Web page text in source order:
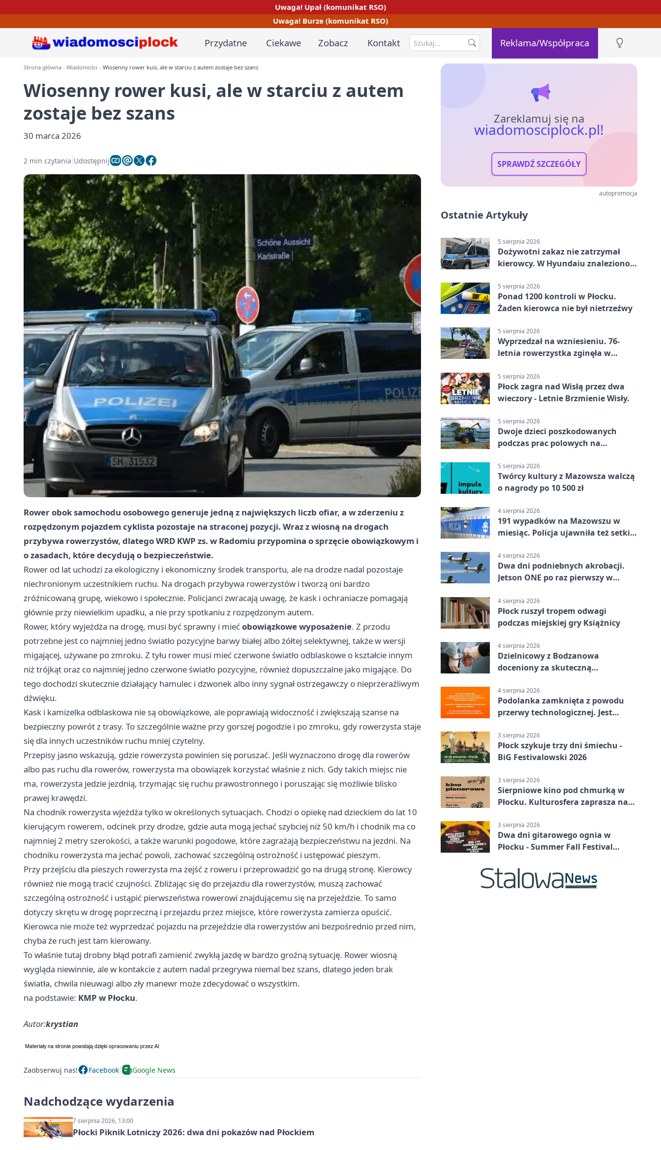
Uwaga! Upał (komunikat RSO)
Uwaga! Burze (komunikat RSO)
Przydatne Ciekawe Zobacz Kontakt Reklama/Współpraca
Strona główna Wiadomości Wiosenny rower kusi, ale w starciu z autem zostaje bez szans
Wiosenny rower kusi, ale w starciu z autem
zostaje bez szans
30 marca 2026
2 min czytania Udostępnij
Rower obok samochodu osobowego generuje jedną z największych liczb ofiar, a w zderzeniu z
rozpędzonym pojazdem cyklista pozostaje na straconej pozycji. Wraz z wiosną na drogach
przybywa rowerzystów, dlatego WRD KWP zs. w Radomiu przypomina o sprzęcie obowiązkowym i
o zasadach, które decydują o bezpieczeństwie.
Rower od lat uchodzi za ekologiczny i ekonomiczny środek transportu, ale na drodze nadal pozostaje
niechronionym uczestnikiem ruchu. Na drogach przybywa rowerzystów i tworzą oni bardzo
zróżnicowaną grupę, wiekowo i społecznie. Policjanci zwracają uwagę, że kask i ochraniacze pomagają
głównie przy niewielkim upadku, a nie przy spotkaniu z rozpędzonym autem.
Rower, który wyjeżdża na drogę, musi być sprawny i miećobowiązkowe wyposażenie. Z przodu
potrzebne jest co najmniej jedno światło pozycyjne barwy białej albo żółtej selektywnej, także w wersji
migającej, używane po zmroku. Z tyłu rower musi mieć czerwone światło odblaskowe o kształcie innym
niż trójkąt oraz co najmniej jedno czerwone światło pozycyjne, również dopuszczalne jako migające. Do
tego dochodzi skutecznie działający hamulec i dzwonek albo inny sygnał ostrzegawczy o nieprzeraźliwym
dźwięku.
Kask i kamizelka odblaskowa nie są obowiązkowe, ale poprawiają widoczność i zwiększają szanse na
bezpieczny powrót z trasy. To szczególnie ważne przy gorszej pogodzie i po zmroku, gdy rowerzysta staje
się dla innych uczestników ruchu mniej czytelny.
Przepisy jasno wskazują, gdzie rowerzysta powinien się poruszać. Jeśli wyznaczono drogę dla rowerów
albo pas ruchu dla rowerów, rowerzysta ma obowiązek korzystać właśnie z nich. Gdy takich miejsc nie
ma, rowerzysta jedzie jezdnią, trzymając się ruchu prawostronnego i poruszając się możliwie blisko
prawej krawędzi.
Na chodnik rowerzysta wjeżdża tylko w określonych sytuacjach. Chodzi o opiekę nad dzieckiem do lat 10
kierującym rowerem, odcinek przy drodze, gdzie auta mogą jechać szybciej niż 50 km/h i chodnik ma co
najmniej 2 metry szerokości, a także warunki pogodowe, które zagrażają bezpieczeństwu na jezdni. Na
chodniku rowerzysta ma jechać powoli, zachować szczególną ostrożność i ustępować pieszym.
Przy przejściu dla pieszych rowerzysta ma zejść z roweru i przeprowadzić go na drugą stronę. Kierowcy
również nie mogą tracić czujności. Zbliżając się do przejazdu dla rowerzystów, muszą zachować
szczególną ostrożność i ustąpić pierwszeństwa rowerowi znajdującemu się na przejeździe. To samo
dotyczy skrętu w drogę poprzeczną i przejazdu przez miejsce, które rowerzysta zamierza opuścić.
Kierowca nie może też wyprzedzać pojazdu na przejeździe dla rowerzystów ani bezpośrednio przed nim,
chyba że ruch jest tam kierowany.
To właśnie tutaj drobny błąd potrafi zamienić zwykłą jazdę w bardzo groźną sytuację. Rower wiosną
wygląda niewinnie, ale w kontakcie z autem nadal przegrywa niemal bez szans, dlatego jeden brak
światła, chwila nieuwagi albo zły manewr może zdecydować o wszystkim.
na podstawie: KMP w Płocku.
Autor:krystian
Zaobserwuj nas! Facebook Google News
Nadchodzące wydarzenia
7 sierpnia 2026, 13:00
Płocki Piknik Lotniczy 2026: dwa dni pokazów nad Płockiem
Zareklamuj się na
wiadomosciplock.pl!
SPRAWDŹ SZCZEGÓŁY
autopromocja
Ostatnie Artykuły
5 sierpnia 2026
Dożywotni zakaz nie zatrzymał
kierowcy. W Hyundaiu znaleziono
5 sierpnia 2026
Ponad 1200 kontroli w Płocku.
Żaden kierowca nie był nietrzeźwy
5 sierpnia 2026
Wyprzedzał na wzniesieniu. 76-
letnia rowerzystka zginęła w
5 sierpnia 2026
Płock zagra nad Wisłą przez dwa
wieczory - Letnie Brzmienie Wisły.
5 sierpnia 2026
Dwoje dzieci poszkodowanych
podczas prac polowych na
5 sierpnia 2026
Twórcy kultury z Mazowsza walczą
o nagrody po 10 500 zł
4 sierpnia 2026
191 wypadków na Mazowszu w
miesiąc. Policja ujawniła też setki
4 sierpnia 2026
Dwa dni podniebnych akrobacji.
Jetson ONE po raz pierwszy w
4 sierpnia 2026
Płock ruszył tropem odwagi
podczas miejskiej gry Książnicy
4 sierpnia 2026
Dzielnicowy z Bodzanowa
doceniony za skuteczną
4 sierpnia 2026
Podolanka zamknięta z powodu
przerwy technologicznej. Jest
3 sierpnia 2026
Płock szykuje trzy dni śmiechu -
BiG Festivalowski 2026
3 sierpnia 2026
Sierpniowe kino pod chmurką w
Płocku. Kulturosfera zaprasza na
3 sierpnia 2026
Dwa dni gitarowego ognia w
Płocku - Summer Fall Festival